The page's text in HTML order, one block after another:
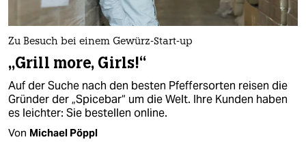
Zu Besuch bei einem Gewürz-Start-up
„Grill more, Girls!“
Auf der Suche nach den besten Pfeffersorten reisen die
Gründer der „Spicebar“ um die Welt. Ihre Kunden haben
es leichter: Sie bestellen online.
Von Michael Pöppl